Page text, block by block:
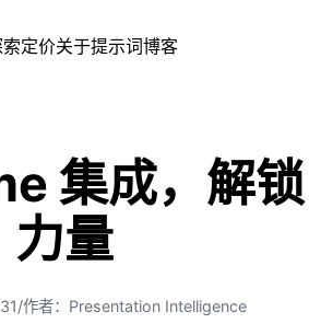
定价关于提示词博客
集成，解
力量
/作者：Presentation Intelligence